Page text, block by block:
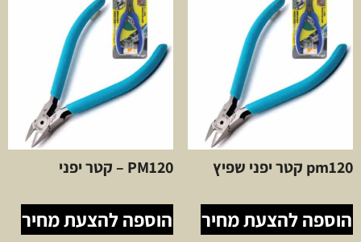
pm120 קטר יפני שפיץ
הוספה להצעת מחיר
PM120 – קטר יפני
הוספה להצעת מחיר